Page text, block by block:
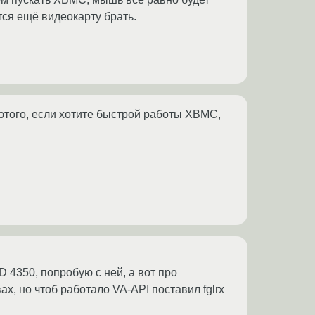
ещё видеокарту брать.
если хотите быстрой работы XBMC,
4350, попробую с ней, а вот про
но чтоб работало VA-API поставил fglrx